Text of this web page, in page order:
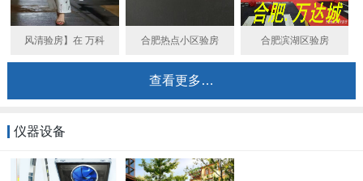
风清验房】在 万科 合肥热点小区验房 合肥滨湖区验房
查看更多…
仪器设备